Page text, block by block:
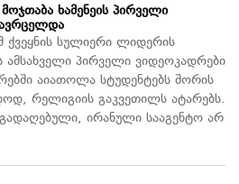
ხამენეის პირველი
ქვეყნის სულიერი ლიდერის
ამსახველი პირველი ვიდეოკადრები
აიათოლა სტუდენტებს შორის
რელიგიის გაკვეთილს ატარებს.
ირანული სააგენტო არ